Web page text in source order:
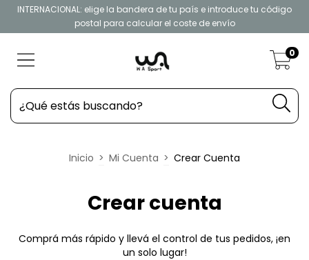
INTERNACIONAL: elige la bandera de tu país e introduce tu código
postal para calcular el coste de envío
0
Inicio > Mi Cuenta > Crear Cuenta
Crear cuenta
Comprá más rápido y llevá el control de tus pedidos, ¡en
un solo lugar!